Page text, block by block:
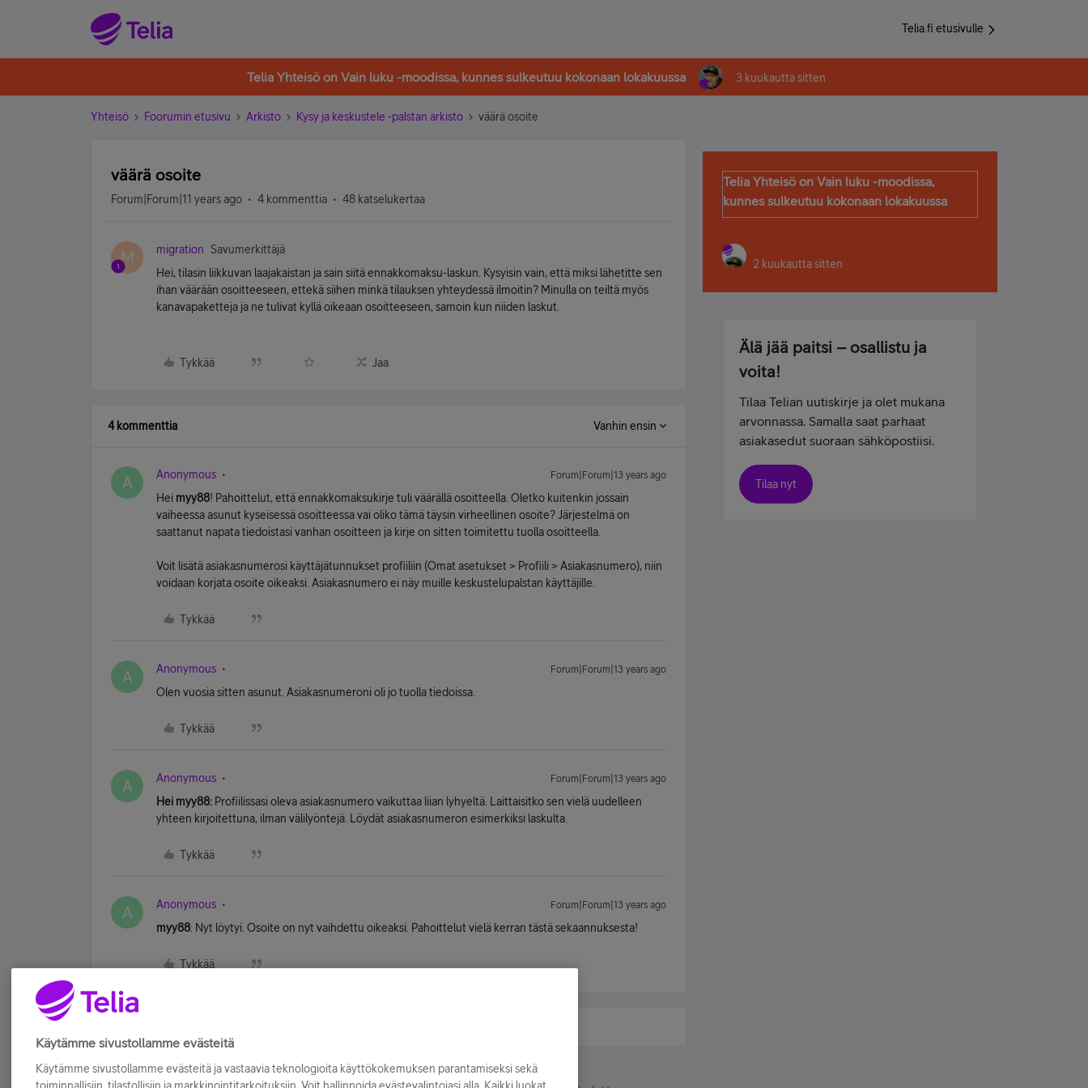
Telia.fi etusivulle
Telia Yhteisö on Vain luku -moodissa, kunnes sulkeutuu kokonaan lokakuussa 3 kuukautta sitten
Yhteisö Foorumin etusivu Arkisto Kysy ja keskustele -palstan arkisto väärä osoite
väärä osoite
Forum|Forum|11 years ago 4 kommenttia 48 katselukertaa
M migration
Savumerkittäjä
Hei, tilasin liikkuvan laajakaistan ja sain siitä ennakkomaksu-laskun. Kysyisin vain, että miksi lähetitte sen
ihan väärään osoitteeseen, ettekä siihen minkä tilauksen yhteydessä ilmoitin? Minulla on teiltä myös
kanavapaketteja ja ne tulivat kyllä oikeaan osoitteeseen, samoin kun niiden laskut.
Tykkää Jaa
4 kommenttia Vanhin ensin
A Anonymous Forum|Forum|13 years ago
Hei myy88! Pahoittelut, että ennakkomaksukirje tuli väärällä osoitteella. Oletko kuitenkin jossain
vaiheessa asunut kyseisessä osoitteessa vai oliko tämä täysin virheellinen osoite? Järjestelmä on
saattanut napata tiedoistasi vanhan osoitteen ja kirje on sitten toimitettu tuolla osoitteella.
Voit lisätä asiakasnumerosi käyttäjätunnukset profiiliin (Omat asetukset > Profiili > Asiakasnumero), niin
voidaan korjata osoite oikeaksi. Asiakasnumero ei näy muille keskustelupalstan käyttäjille.
Tykkää
A Anonymous Forum|Forum|13 years ago
Olen vuosia sitten asunut. Asiakasnumeroni oli jo tuolla tiedoissa.
Tykkää
A Anonymous Forum|Forum|13 years ago
Hei myy88: Profiilissasi oleva asiakasnumero vaikuttaa liian lyhyeltä. Laittaisitko sen vielä uudelleen
yhteen kirjoitettuna, ilman välilyöntejä. Löydät asiakasnumeron esimerkiksi laskulta.
Tykkää
A Anonymous Forum|Forum|13 years ago
myy88: Nyt löytyi. Osoite on nyt vaihdettu oikeaksi. Pahoittelut vielä kerran tästä sekaannuksesta!
Tykkää
Telia Yhteisö on Vain luku -moodissa,
kunnes sulkeutuu kokonaan lokakuussa
2 kuukautta sitten
Älä jää paitsi – osallistu ja
voita!
Tilaa Telian uutiskirje ja olet mukana
arvonnassa. Samalla saat parhaat
asiakasedut suoraan sähköpostiisi.
Tilaa nyt
Käytämme sivustollamme evästeitä
Käytämme sivustollamme evästeitä ja vastaavia teknologioita käyttökokemuksen parantamiseksi sekä